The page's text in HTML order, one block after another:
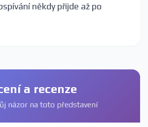
někdy přijde až po
a recenze
názor na toto představení